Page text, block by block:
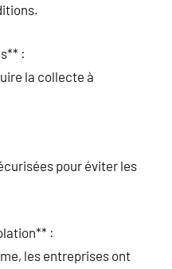
:
la collecte à
pour éviter les
:
les entreprises ont